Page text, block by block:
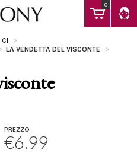
0
LA VENDETTA DEL VISCONTE
PREZZO
€6.99